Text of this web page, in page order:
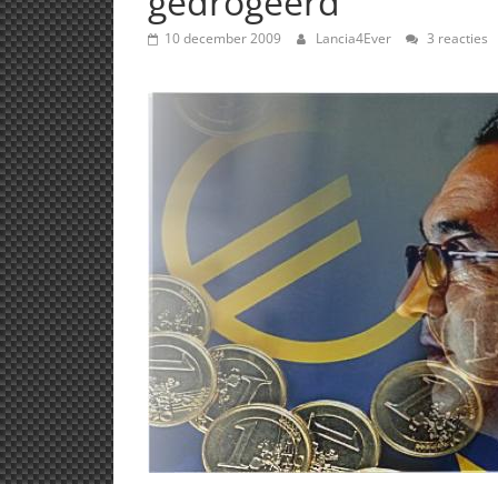
10 december 2009 Lancia4Ever 3 reacties